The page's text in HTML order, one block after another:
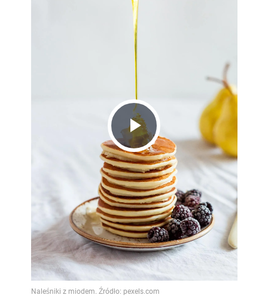
Play
Video